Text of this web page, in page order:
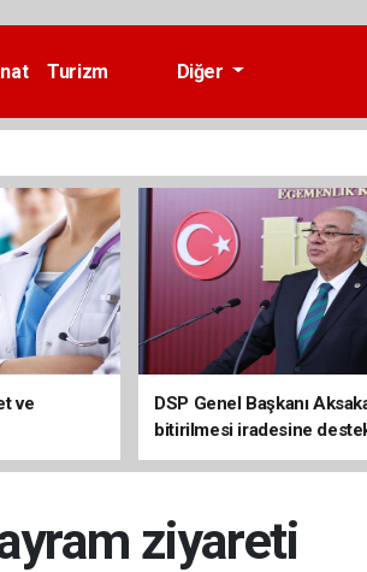
Turizm
Diğer
ve
DSP Genel Başkanı
bitirilmesi iradesine
imzalayacağım
ziyareti